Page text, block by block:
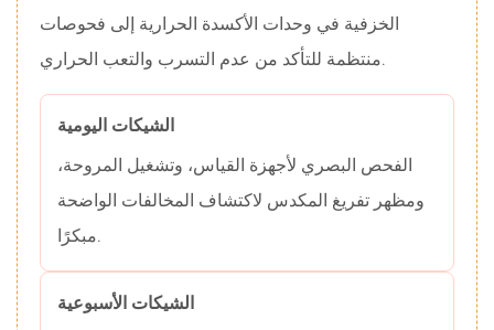
الخزفية في وحدات الأكسدة الحرارية إلى فحوصات
منتظمة للتأكد من عدم التسرب والتعب الحراري.
الشيكات اليومية
الفحص البصري لأجهزة القياس، وتشغيل المروحة،
ومظهر تفريغ المكدس لاكتشاف المخالفات الواضحة
مبكرًا.
الشيكات الأسبوعية